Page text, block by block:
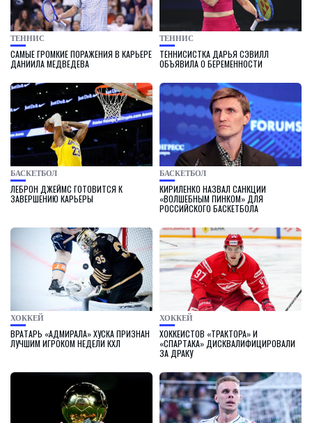
ТЕННИС
САМЫЕ ГРОМКИЕ ПОРАЖЕНИЯ В КАРЬЕРЕ
ДАНИИЛА МЕДВЕДЕВА
ТЕННИС
ТЕННИСИСТКА ДАРЬЯ СЭВИЛЛ
ОБЪЯВИЛА О БЕРЕМЕННОСТИ
БАСКЕТБОЛ
ЛЕБРОН ДЖЕЙМС ГОТОВИТСЯ К
ЗАВЕРШЕНИЮ КАРЬЕРЫ
БАСКЕТБОЛ
КИРИЛЕНКО НАЗВАЛ САНКЦИИ
«ВОЛШЕБНЫМ ПИНКОМ» ДЛЯ
РОССИЙСКОГО БАСКЕТБОЛА
ХОККЕЙ
ВРАТАРЬ «АДМИРАЛА» ХУСКА ПРИЗНАН
ЛУЧШИМ ИГРОКОМ НЕДЕЛИ КХЛ
ХОККЕЙ
ХОККЕИСТОВ «ТРАКТОРА» И
«СПАРТАКА» ДИСКВАЛИФИЦИРОВАЛИ
ЗА ДРАКУ